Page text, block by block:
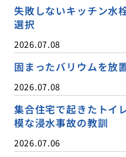
失敗しないキッチン水
選択
2026.07.08
固まったバリウムを放
2026.07.08
集合住宅で起きたトイ
模な浸水事故の教訓
2026.07.06